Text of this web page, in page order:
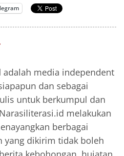
media independent
dan sebagai
untuk berkumpul dan
melakukan
berbagai
yang dikirim tidak boleh